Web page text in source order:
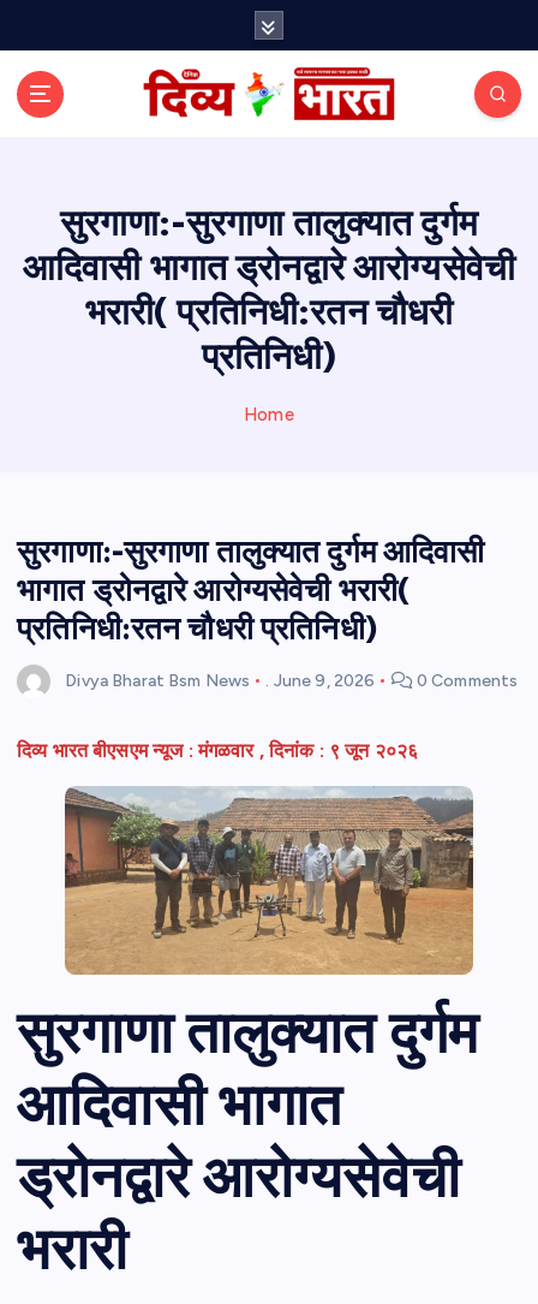
सुरगाणा:-सुरगाणा तालुक्यात दुर्गम
आदिवासी भागात ड्रोनद्वारे आरोग्यसेवेची
भरारी( प्रतिनिधी:रतन चौधरी
प्रतिनिधी)
Home
सुरगाणा:-सुरगाणा तालुक्यात दुर्गम आदिवासी
भागात ड्रोनद्वारे आरोग्यसेवेची भरारी(
प्रतिनिधी:रतन चौधरी प्रतिनिधी)
Divya Bharat Bsm News . June 9, 2026 0 Comments
दिव्य भारत बीएसएम न्यूज : मंगळवार , दिनांक : ९ जून २०२६
सुरगाणातालुक्यात दुर्गम
आदिवासी भागात
ड्रोनद्वारे आरोग्यसेवेची
भरारी